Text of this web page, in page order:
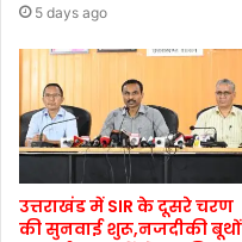
5 days ago
उत्तराखंड में SIR के दूसरे चरण
की सुनवाई शुरू,नजदीकी बूथों